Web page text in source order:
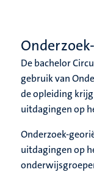
De bachelor
gebruik van
de opleiding
uitdagingen op
Onderzoek-
uitdagingen op